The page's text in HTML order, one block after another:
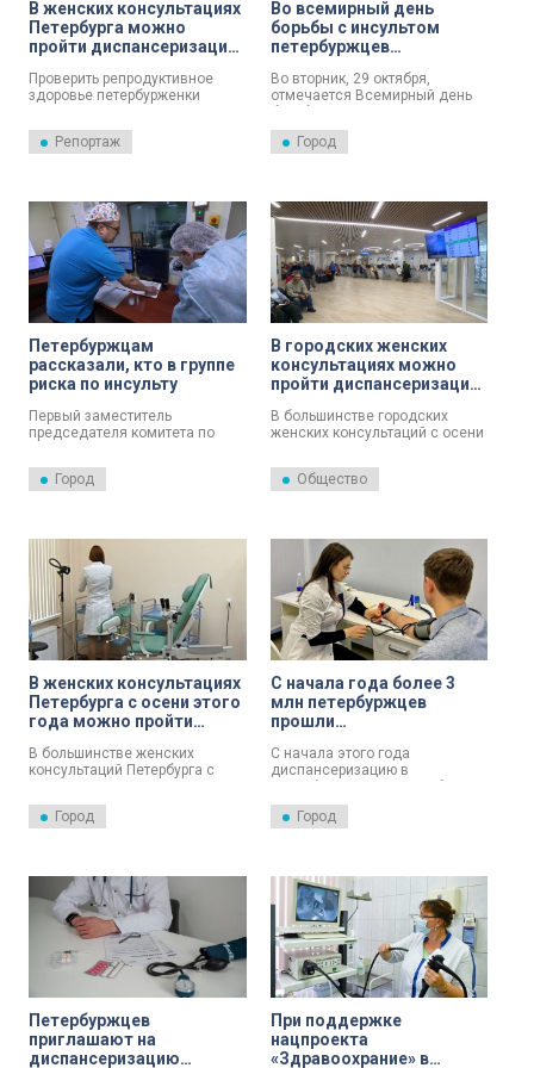
В женских консультациях
Петербурга можно
пройти диспансеризацию
«Репродуктивное
здоровье»
Проверить репродуктивное
здоровье петербурженки
консультациях города.
Программа диспансеризации
Репортаж
Во всемирный день
борьбы с инсультом
петербуржцев
обследование во все 17
сосудистых центров
Во вторник, 29 октября,
отмечается Всемирный день
борьбы с инсультом.
Город
Петербуржцам
рассказали, кто в группе
риска по инсульту
Первый заместитель
председателя комитета по
Сарана рассказал
петербуржцам о показателях
Город
В городских женских
консультациях можно
пройти диспансеризацию
«репродуктивное
здоровье»
В большинстве городских
женских консультаций с осени
диспансеризацию по
направлению «репродуктивное
проверка была доступна
только на базе городских
поликлиник. С начала
действия расширенной
программы диспансеризации
исследование прошли уже
более ста тысяч мужчин и
женщин.
Общество
В женских консультациях
Петербурга с осени этого
года можно пройти
направлению
«репродуктивное
В большинстве женских
консультаций Петербурга с
пройти диспансеризацию в
области репродуктивного
Город
С начала года более 3
млн петербуржцев
прошли
С начала этого года
диспансеризацию в
3 млн человек – 2,3 млн
взрослых и 770 тысяч детей.
Город
Петербуржцев
приглашают на
диспансеризацию
При поддержке
нацпроекта
«Здравоохрание» в